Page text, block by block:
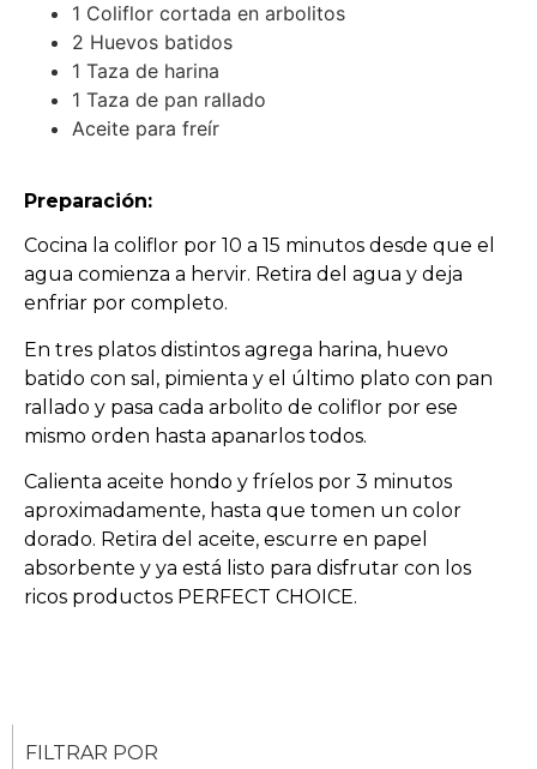
1 Coliflor cortada en arbolitos
2 Huevos batidos
1 Taza de harina
1 Taza de pan rallado
Aceite para freír
Preparación:
Cocina la coliflor por 10 a 15 minutos desde que el
agua comienza a hervir. Retira del agua y deja
enfriar por completo.
En tres platos distintos agrega harina, huevo
batido con sal, pimienta y el último plato con pan
rallado y pasa cada arbolito de coliflor por ese
mismo orden hasta apanarlos todos.
Calienta aceite hondo y fríelos por 3 minutos
aproximadamente, hasta que tomen un color
dorado. Retira del aceite, escurre en papel
absorbente y ya está listo para disfrutar con los
ricos productos PERFECT CHOICE.
FILTRAR POR